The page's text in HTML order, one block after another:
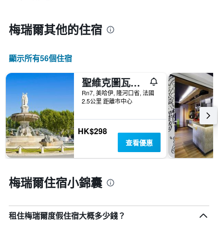
梅瑞爾​其他的住宿
顯示所有56​個住宿
聖維克圖瓦普羅旺斯艾克斯 F1 飯店
Rn7, 美哈伊, 隆河口省, 法國
2.5公里 距離市中心
HK$298
查看優惠
梅瑞爾住宿小錦囊
租住梅瑞爾度假住宿大概多少錢？